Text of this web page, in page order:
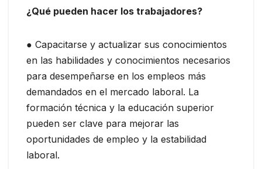
¿Qué pueden hacer los trabajadores?
● Capacitarse y actualizar sus conocimientos
en las habilidades y conocimientos necesarios
para desempeñarse en los empleos más
demandados en el mercado laboral. La
formación técnica y la educación superior
pueden ser clave para mejorar las
oportunidades de empleo y la estabilidad
laboral.